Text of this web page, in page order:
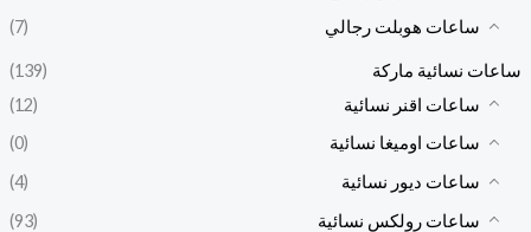
ساعات هوبلت رجالي
(7)
ساعات نسائية ماركة
(139)
ساعات اقنر نسائية
(12)
ساعات اوميغا نسائية
(0)
ساعات ديور نسائية
(4)
ساعات رولكس نسائية
(93)